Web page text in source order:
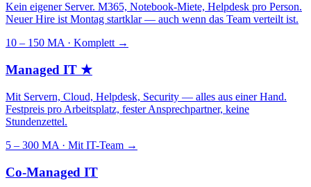
Kein eigener Server. M365, Notebook-Miete, Helpdesk pro Person.
Neuer Hire ist Montag startklar — auch wenn das Team verteilt ist.
10 – 150 MA · Komplett →
Managed IT ★
Mit Servern, Cloud, Helpdesk, Security — alles aus einer Hand.
Festpreis pro Arbeitsplatz, fester Ansprechpartner, keine
Stundenzettel.
5 – 300 MA · Mit IT-Team →
Co-Managed IT